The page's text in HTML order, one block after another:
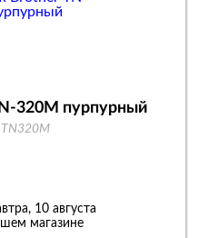
320M пурпурный
TN320M
10 августа
магазине